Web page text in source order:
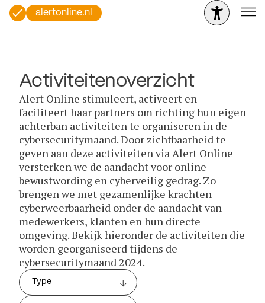
alertonline.nl
Activiteitenoverzicht
Alert Online stimuleert, activeert en
faciliteert haar partners om richting hun eigen
achterban activiteiten te organiseren in de
cybersecuritymaand. Door zichtbaarheid te
geven aan deze activiteiten via Alert Online
versterken we de aandacht voor online
bewustwording en cyberveilig gedrag. Zo
brengen we met gezamenlijke krachten
cyberweerbaarheid onder de aandacht van
medewerkers, klanten en hun directe
omgeving. Bekijk hieronder de activiteiten die
worden georganiseerd tijdens de
cybersecuritymaand 2024.
Type